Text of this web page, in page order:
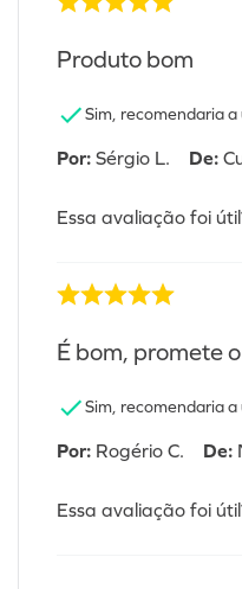
Produto bom
Sim, recomendaria a
Por: Sérgio L. De:
Essa avaliação foi
É bom, promete
Sim, recomendaria a
Por: Rogério C. De:
Essa avaliação foi